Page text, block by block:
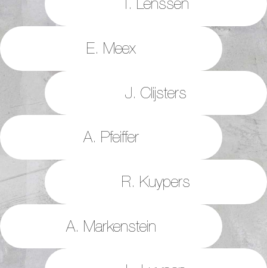
T. Lenssen
E. Meex
J. Clijsters
A. Pfeiffer
R. Kuypers
A. Markenstein